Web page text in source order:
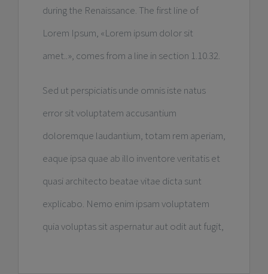
during the Renaissance. The first line of
Lorem Ipsum, «Lorem ipsum dolor sit
amet..», comes from a line in section 1.10.32.
Sed ut perspiciatis unde omnis iste natus
error sit voluptatem accusantium
doloremque laudantium, totam rem aperiam,
eaque ipsa quae ab illo inventore veritatis et
quasi architecto beatae vitae dicta sunt
explicabo. Nemo enim ipsam voluptatem
quia voluptas sit aspernatur aut odit aut fugit,